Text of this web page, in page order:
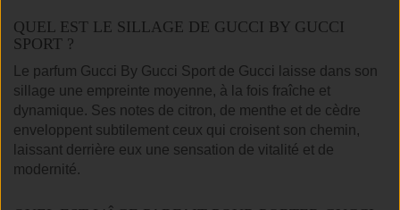
QUEL EST LE SILLAGE DE GUCCI BY GUCCI
SPORT ?
Le parfum Gucci By Gucci Sport de Gucci laisse dans son
sillage une empreinte moyenne, à la fois fraîche et
dynamique. Ses notes de citron, de menthe et de cèdre
enveloppent subtilement ceux qui croisent son chemin,
laissant derrière eux une sensation de vitalité et de
modernité.